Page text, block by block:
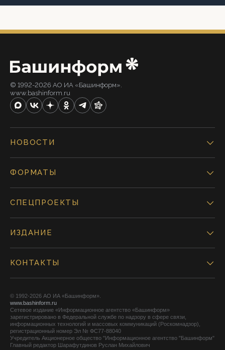
© 1992-2026 АО ИА «Башинформ».
www.bashinform.ru
НОВОСТИ
ФОРМАТЫ
СПЕЦПРОЕКТЫ
ИЗДАНИЕ
КОНТАКТЫ
© 1992-2026 АО ИА «Башинформ».
www.bashinform.ru
Сетевое издание «Информационное агентство «Башинформ»
зарегистрировано в Федеральной службе по надзору в сфере связи,
информационных технологий и массовых коммуникаций (Роскомнадзор),
регистрационный номер Эл № ФС77-88040
Учредитель Акционерное общество "Информационное агентство "Башинформ"
Главный редактор Шарафутдинов Руслан Михайлович